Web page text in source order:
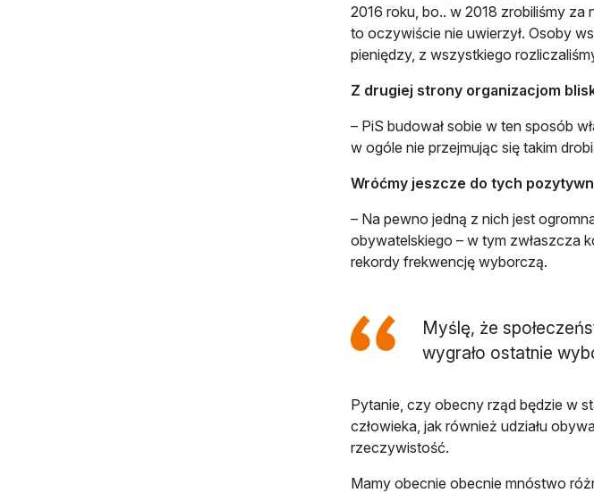
2016 roku, bo.. w 2018 zrobiliśmy za
to oczywiście nie uwierzył. Osoby
pieniędzy, z wszystkiego
Z drugiej strony organizacjom
– PiS budował sobie w ten sposób
w ogóle nie przejmując się takim
Wróćmy jeszcze do tych
– Na pewno jedną z nich jest
obywatelskiego – w tym zwłaszcza
rekordy frekwencję wyborczą.
Myślę, że
wygrało ostatnie
Pytanie, czy obecny rząd będzie w
człowieka, jak również udziału
rzeczywistość.
Mamy obecnie obecnie mnóstwo